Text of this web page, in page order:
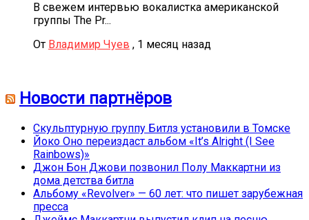
В свежем интервью вокалистка американской
группы The Pr...
От Владимир Чуев , 1 месяц назад
Новости партнёров
Скульптурную группу Битлз установили в Томске
Йоко Оно переиздаст альбом «It’s Alright (I See
Rainbows)»
Джон Бон Джови позвонил Полу Маккартни из
дома детства битла
Альбому «Revolver» — 60 лет: что пишет зарубежная
пресса